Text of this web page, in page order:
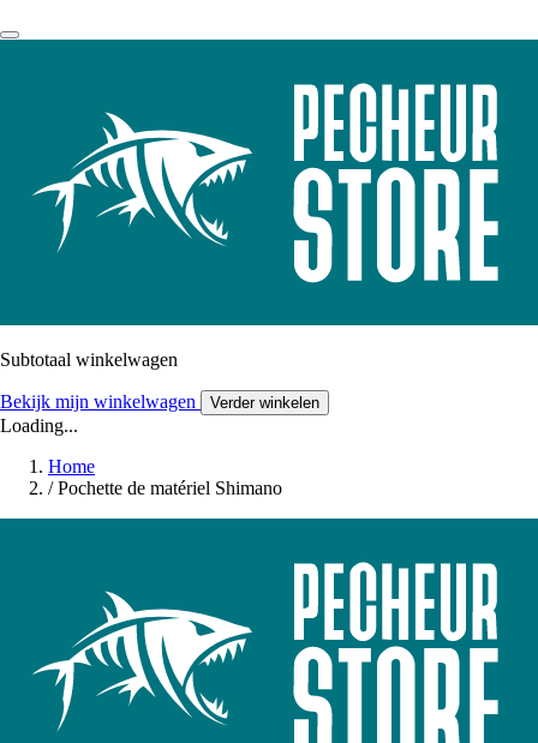
Subtotaal winkelwagen
Bekijk mijn winkelwagen Verder winkelen
Loading...
Home
/ Pochette de matériel Shimano